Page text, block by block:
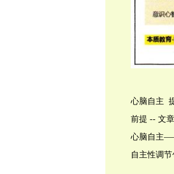
心脑自主
前提 -- 文
心脑自主
自主性调节